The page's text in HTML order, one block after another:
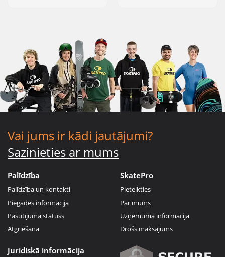
Vai jums ir kādi jautājumi?
Sazinieties ar mums
Palīdzība
Palīdzība un kontakti
Piegādes informācija
Pasūtījuma statuss
Atgriešana
SkatePro
Pieteikties
Par mums
Uzņēmuma informācija
Drošs maksājums
Juridiskā informācija